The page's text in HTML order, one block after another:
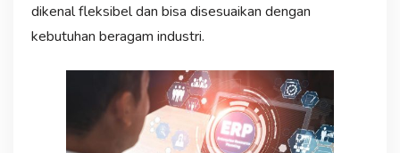
dikenal fleksibel dan bisa disesuaikan dengan
kebutuhan beragam industri.